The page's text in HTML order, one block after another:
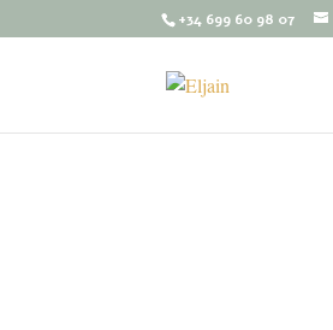
+34 699 60 98 07